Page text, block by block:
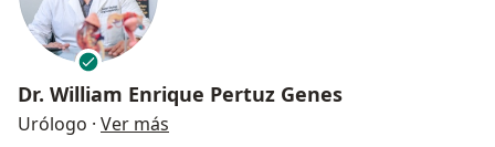
Dr. William Enrique Pertuz Genes
Urólogo · Ver más